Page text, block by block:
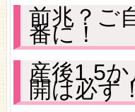
前兆？ご
番に！
産後1.5
開は必ず